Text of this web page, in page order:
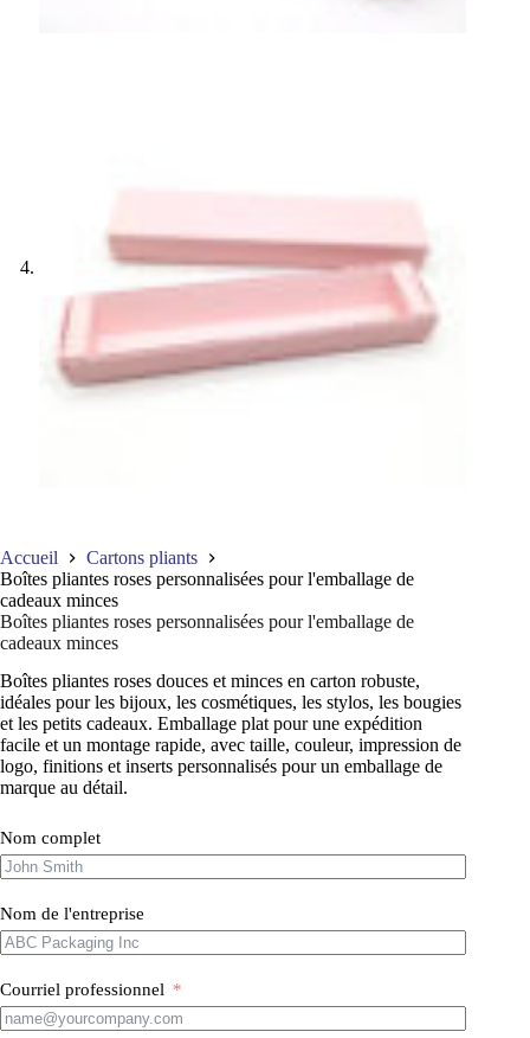
Accueil
Cartons pliants
Boîtes pliantes roses personnalisées pour l'emballage de
cadeaux minces
Boîtes pliantes roses personnalisées pour l'emballage de
cadeaux minces
Boîtes pliantes roses douces et minces en carton robuste,
idéales pour les bijoux, les cosmétiques, les stylos, les bougies
et les petits cadeaux. Emballage plat pour une expédition
facile et un montage rapide, avec taille, couleur, impression de
logo, finitions et inserts personnalisés pour un emballage de
marque au détail.
Nom complet
Nom de l'entreprise
Courriel professionnel